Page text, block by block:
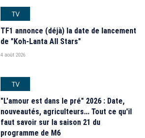
TV
TF1 annonce (déjà) la date de lancement
de "Koh-Lanta All Stars"
4 août 2026
TV
"L'amour est dans le pré" 2026 : Date,
nouveautés, agriculteurs… Tout ce qu'il
faut savoir sur la saison 21 du
programme de M6